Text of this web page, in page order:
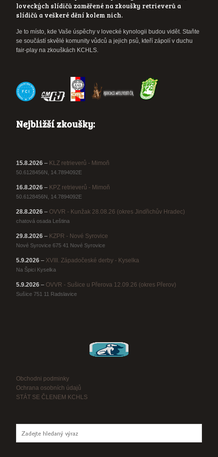
loveckých slídičů zaměřené na zkoušky retrieverů a
slídičů a veškeré dění kolem nich.
Je to místo, kde Vaše úspěchy v lovecké kynologii budou vidět. Staňte
se součástí skvělé komunity vůdců a jejich psů, kteří zápolí v duchu
fair-play na zkouškách KCHLS.
Nejbližší zkoušky:
15.8.2026 – KLZ retrieverů - Mimoň
50.6128456N, 14.7894092E
16.8.2026 – KPZ retrieverů - Mimoň
50.6128456N, 14.7894092E
28.8.2026 – OVVR - Kunžak 28.08.26 (okres Jindřichův Hradec)
chatová osada Leština
29.8.2026 – KZPR - Nové Syrovice
Nové Syrovice 675 41 Nové Syrovice
5.9.2026 – XVIII. Západočeské derby - Kyselka
Na Špici Kyselka
5.9.2026 – OVVR - Sušice u Přerova 12.09.26 (okres Přerov)
Sušice 751 11 Radslavice
Obchodni podminky
Ochrana osobních údajů
STÁT SE ČLENEM KCHLS